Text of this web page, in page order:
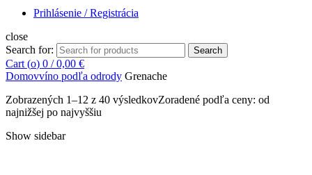
Prihlásenie / Registrácia
close
Search for:
Search
Cart (o) 0 / 0,00 €
Domovvíno podľa odrody Grenache
Zobrazených 1–12 z 40 výsledkovZoradené podľa ceny: od
najnižšej po najvyššiu
Show sidebar